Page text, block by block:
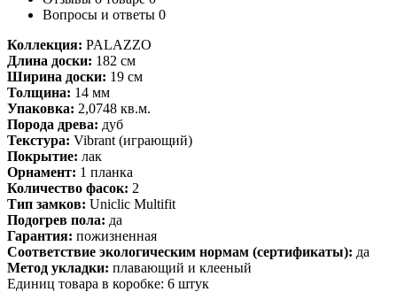
Вопросы и ответы 0
Коллекция: PALAZZO
Длина доски: 182 см
Ширина доски: 19 см
Толщина: 14 мм
Упаковка: 2,0748 кв.м.
Порода древа: дуб
Текстура: Vibrant (играющий)
Покрытие: лак
Орнамент: 1 планка
Количество фасок: 2
Тип замков: Uniclic Multifit
Подогрев пола: да
Гарантия: пожизненная
Соответствие экологическим нормам (сертификаты): да
Метод укладки: плавающий и клееный
Единиц товара в коробке: 6 штук